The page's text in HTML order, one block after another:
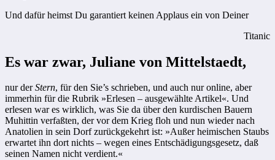
Und dafür heimst Du garantiert keinen Applaus ein von Deiner
Titanic
Es war zwar, Juliane von Mittelstaedt,
nur derStern, für den Sie’s schrieben, und auch nur online, aber
immerhin für die Rubrik »Erlesen – ausgewählte Artikel«. Und
erlesen war es wirklich, was Sie da über den kurdischen Bauern
Muhittin verfaßten, der vor dem Krieg floh und nun wieder nach
Anatolien in sein Dorf zurückgekehrt ist: »Außer heimischen Staubs
erwartet ihn dort nichts – wegen eines Entschädigungsgesetz, daß
seinen Namen nicht verdient.«